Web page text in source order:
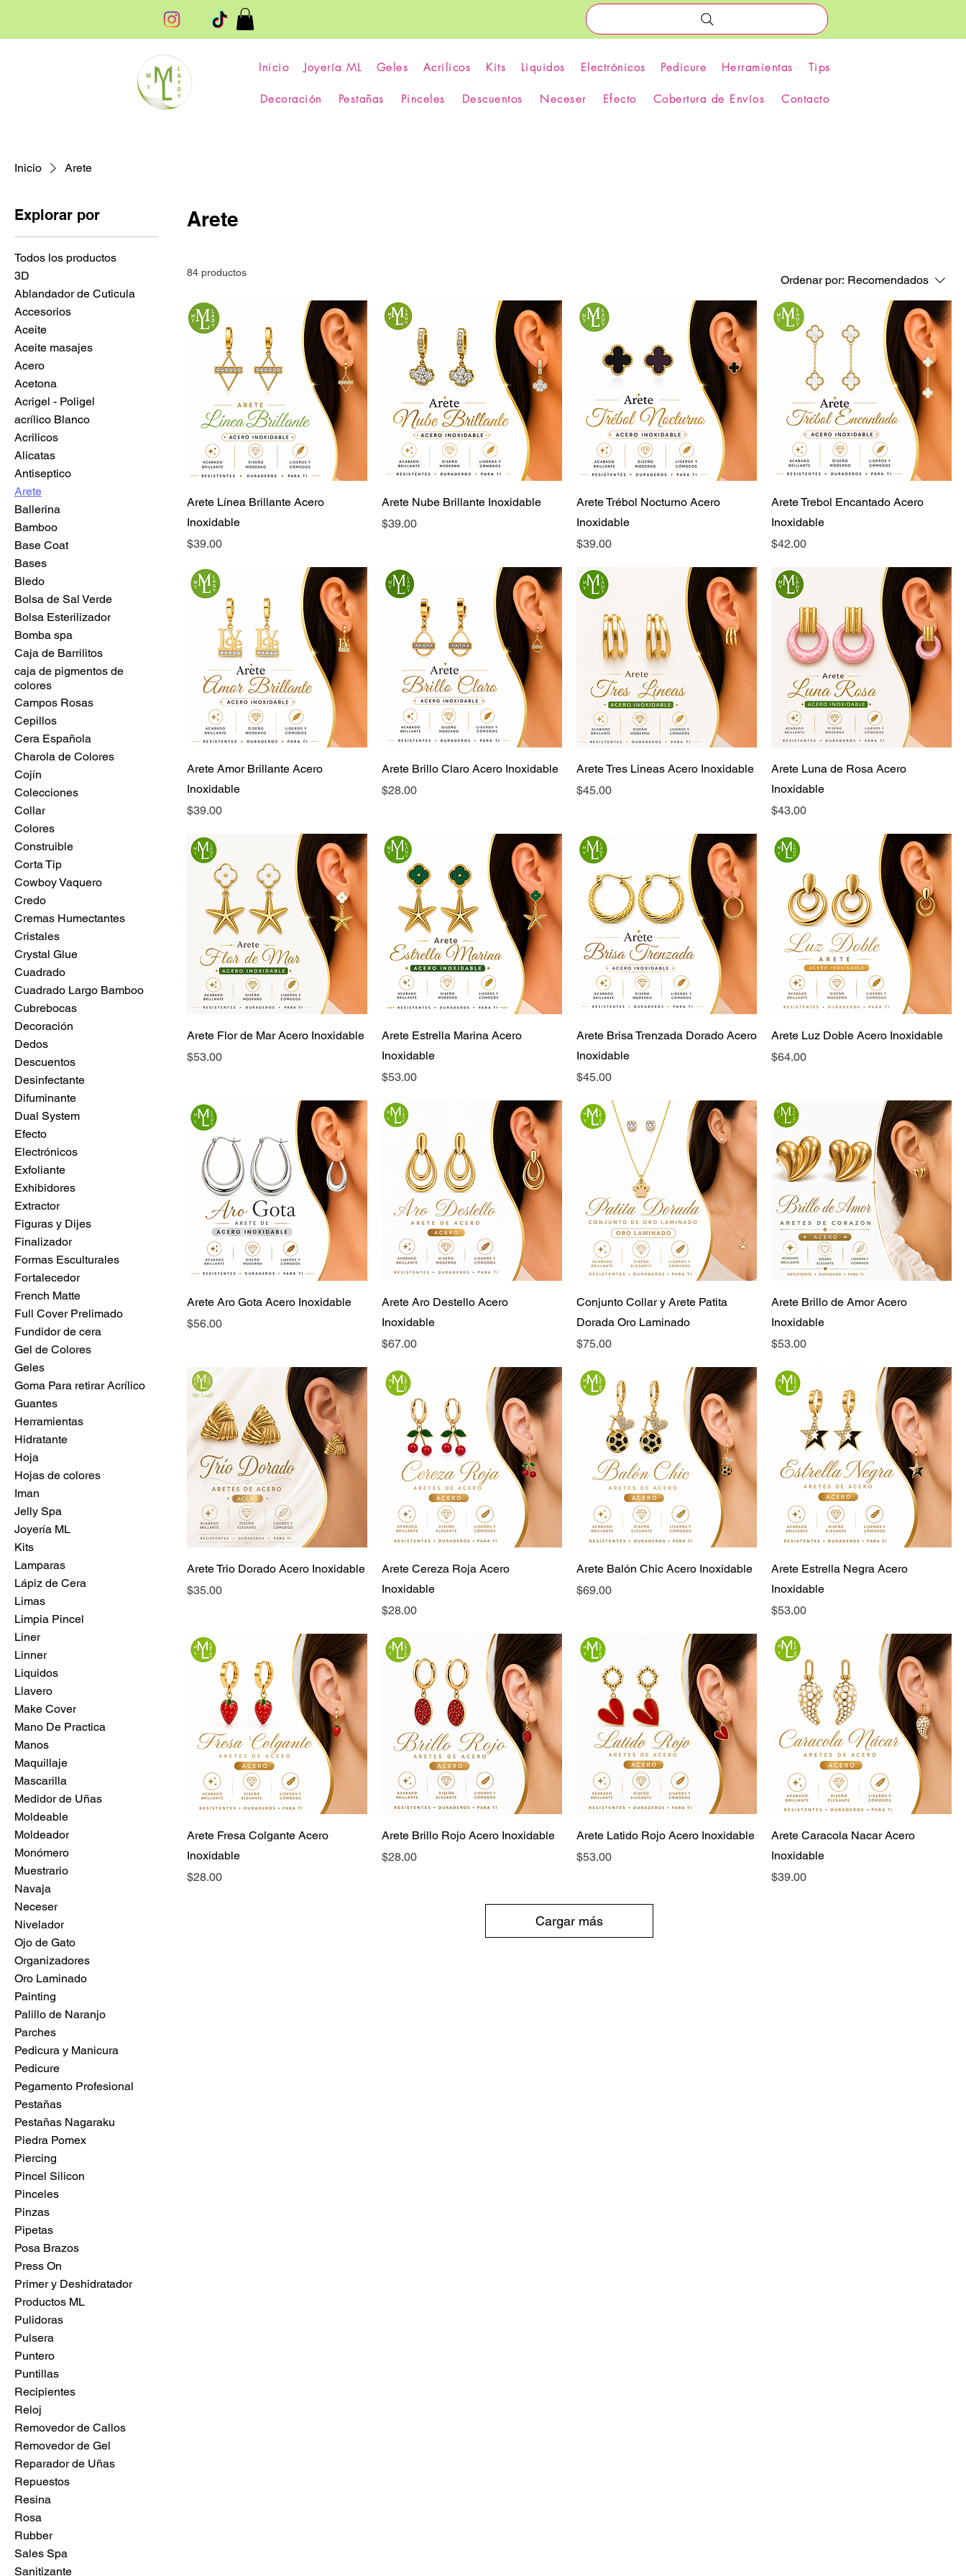
Inicio Joyería ML Geles Acrilicos Kits Liquidos Electrónicos Pedicure Herramientas Tips
Decoración Pestañas Pinceles Descuentos Neceser Efecto Cobertura de Envíos Contacto
Inicio Arete
Explorar por
Todos los productos
3D
Ablandador de Cuticula
Accesorios
Aceite
Aceite masajes
Acero
Acetona
Acrigel - Poligel
acrílico Blanco
Acrilicos
Alicatas
Antiseptico
Arete
Ballerina
Bamboo
Base Coat
Bases
Bledo
Bolsa de Sal Verde
Bolsa Esterilizador
Bomba spa
Caja de Barrilitos
caja de pigmentos de
colores
Campos Rosas
Cepillos
Cera Española
Charola de Colores
Cojín
Colecciones
Collar
Colores
Construible
Corta Tip
Cowboy Vaquero
Credo
Cremas Humectantes
Cristales
Crystal Glue
Cuadrado
Cuadrado Largo Bamboo
Cubrebocas
Decoración
Dedos
Descuentos
Desinfectante
Difuminante
Dual System
Efecto
Electrónicos
Exfoliante
Exhibidores
Extractor
Figuras y Dijes
Finalizador
Formas Esculturales
Fortalecedor
French Matte
Full Cover Prelimado
Fundidor de cera
Gel de Colores
Geles
Goma Para retirar Acrílico
Guantes
Herramientas
Hidratante
Hoja
Hojas de colores
Iman
Jelly Spa
Joyería ML
Kits
Lamparas
Lápiz de Cera
Limas
Limpia Pincel
Liner
Linner
Liquidos
Llavero
Make Cover
Mano De Practica
Manos
Maquillaje
Mascarilla
Medidor de Uñas
Moldeable
Moldeador
Monómero
Muestrario
Navaja
Neceser
Nivelador
Ojo de Gato
Organizadores
Oro Laminado
Painting
Palillo de Naranjo
Parches
Pedicura y Manicura
Pedicure
Pegamento Profesional
Pestañas
Pestañas Nagaraku
Piedra Pomex
Piercing
Pincel Silicon
Pinceles
Pinzas
Pipetas
Posa Brazos
Press On
Primer y Deshidratador
Productos ML
Pulidoras
Pulsera
Puntero
Puntillas
Recipientes
Reloj
Removedor de Callos
Removedor de Gel
Reparador de Uñas
Repuestos
Resina
Rosa
Rubber
Sales Spa
Sanitizante
Arete
84 productos
Ordenar por: Recomendados
Arete Línea Brillante Acero
Inoxidable
Precio
$39.00
Arete Nube Brillante Inoxidable
Precio
$39.00
Arete Trébol Nocturno Acero
Inoxidable
Precio
$39.00
Arete Trebol Encantado Acero
Inoxidable
Precio
$42.00
Arete Amor Brillante Acero
Inoxidable
Precio
$39.00
Arete Brillo Claro Acero Inoxidable
Precio
$28.00
Arete Tres Lineas Acero Inoxidable
Precio
$45.00
Arete Luna de Rosa Acero
Inoxidable
Precio
$43.00
Arete Flor de Mar Acero Inoxidable
Precio
$53.00
Arete Estrella Marina Acero
Inoxidable
Precio
$53.00
Arete Brisa Trenzada Dorado Acero
Inoxidable
Precio
$45.00
Arete Luz Doble Acero Inoxidable
Precio
$64.00
Arete Aro Gota Acero Inoxidable
Precio
$56.00
Arete Aro Destello Acero
Inoxidable
Precio
$67.00
Conjunto Collar y Arete Patita
Dorada Oro Laminado
Precio
$75.00
Arete Brillo de Amor Acero
Inoxidable
Precio
$53.00
Arete Trio Dorado Acero Inoxidable
Precio
$35.00
Arete Cereza Roja Acero
Inoxidable
Precio
$28.00
Arete Balón Chic Acero Inoxidable
Precio
$69.00
Arete Estrella Negra Acero
Inoxidable
Precio
$53.00
Arete Fresa Colgante Acero
Inoxidable
Precio
$28.00
Arete Brillo Rojo Acero Inoxidable
Precio
$28.00
Arete Latido Rojo Acero Inoxidable
Precio
$53.00
Arete Caracola Nacar Acero
Inoxidable
Precio
$39.00
Cargar más